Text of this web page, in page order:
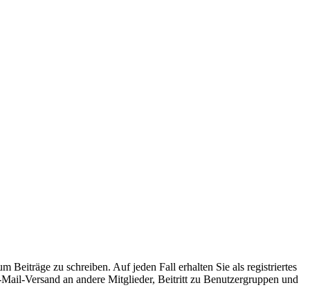
Beiträge zu schreiben. Auf jeden Fall erhalten Sie als registriertes
Versand an andere Mitglieder, Beitritt zu Benutzergruppen und